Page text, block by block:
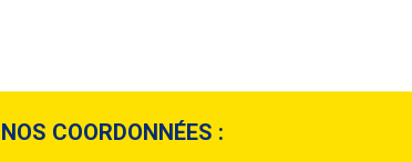
NOS COORDONNÉES :